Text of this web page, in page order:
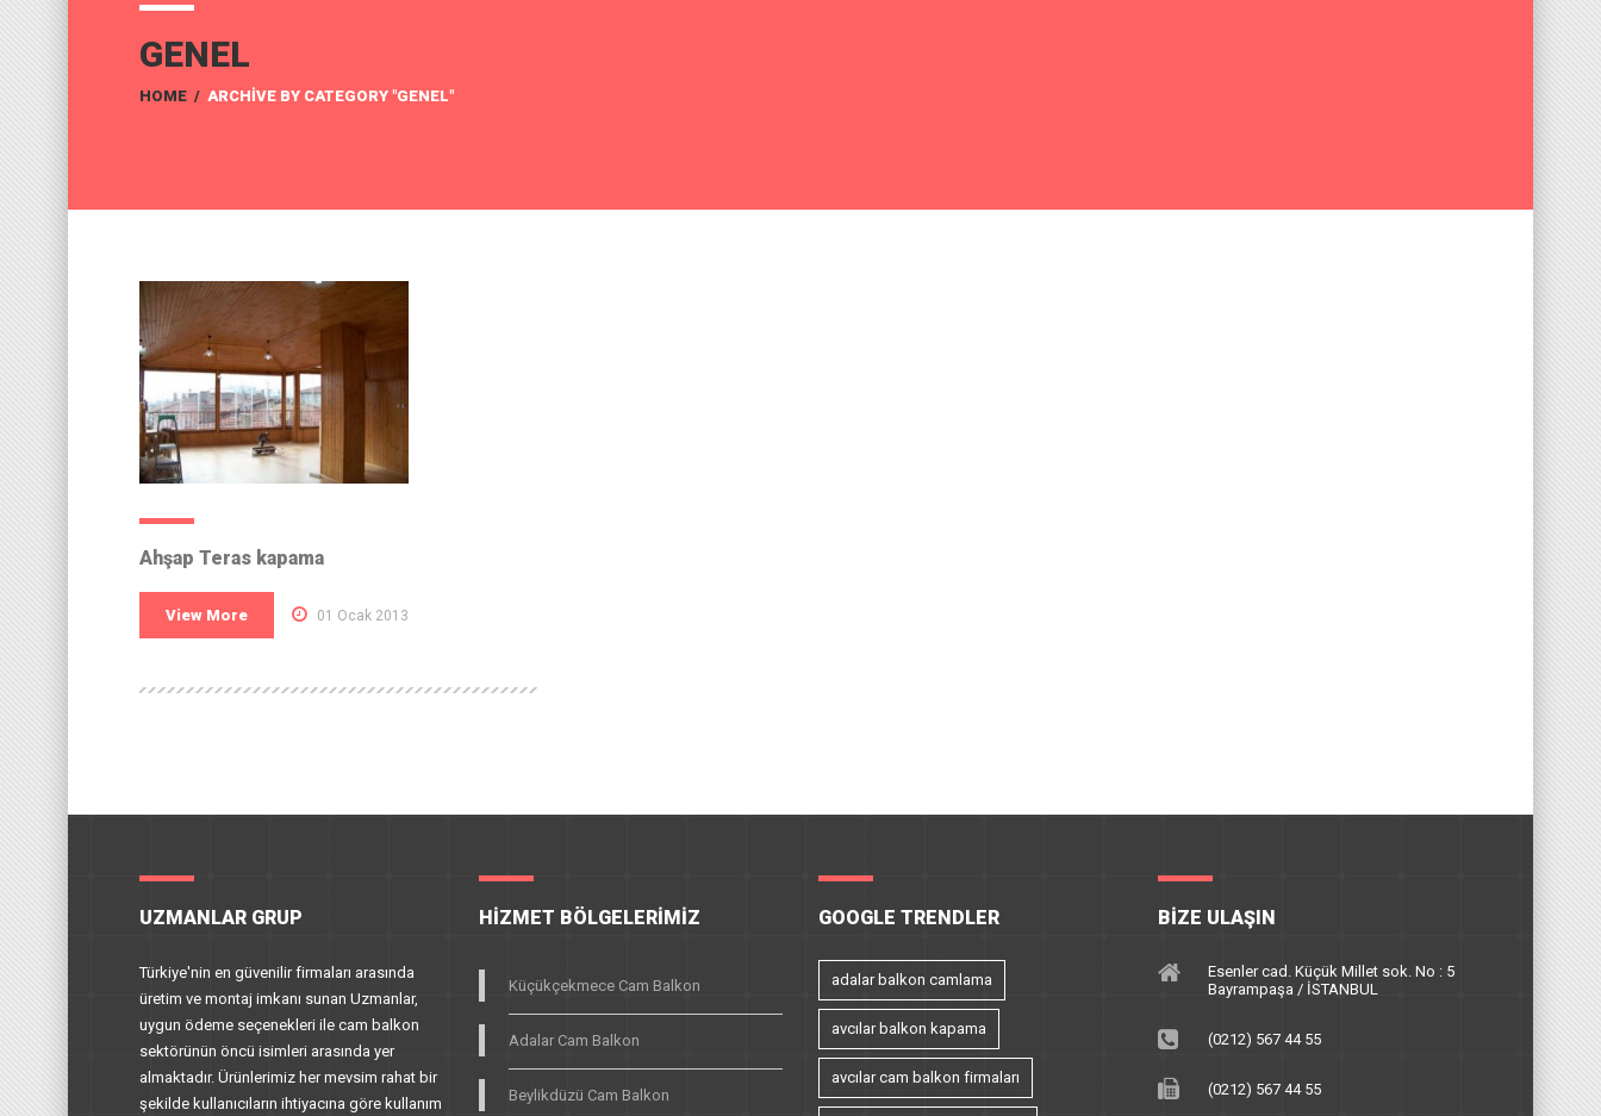
GENEL
HOME / ARCHIVE BY CATEGORY "GENEL"
Ahşap Teras kapama
View More 01 Ocak 2013
UZMANLAR GRUP
Türkiye'nin en güvenilir firmaları arasında
üretim ve montaj imkanı sunan Uzmanlar,
uygun ödeme seçenekleri ile cam balkon
sektörünün öncü isimleri arasında yer
almaktadır. Ürünlerimiz her mevsim rahat bir
şekilde kullanıcıların ihtiyacına göre kullanım
HIZMET BÖLGELERIMIZ
Küçükçekmece Cam Balkon
Adalar Cam Balkon
Beylikdüzü Cam Balkon
GOOGLE TRENDLER
adalar balkon camlama
avcılar balkon kapama
avcılar cam balkon firmaları
BIZE ULAŞIN
Esenler cad. Küçük Millet sok. No : 5
Bayrampaşa / İSTANBUL
(0212) 567 44 55
(0212) 567 44 55